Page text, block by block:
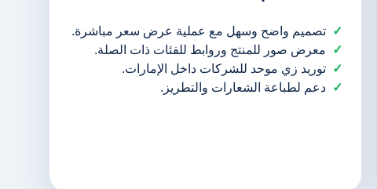
تصميم واضح وسهل مع عملية عرض سعر مباشرة.
معرض صور للمنتج وروابط للفئات ذات الصلة.
توريد زي موحد للشركات داخل الإمارات.
دعم لطباعة الشعارات والتطريز.